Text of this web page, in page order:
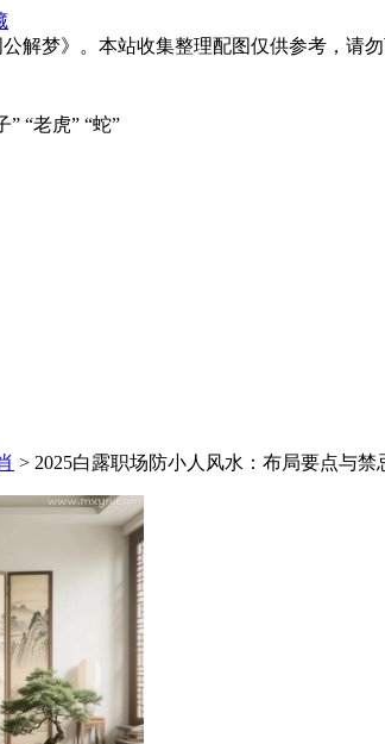
解梦》。本站收集整理配图仅供参考，请勿
“老虎” “蛇”
> 2025白露职场防小人风水：布局要点与禁